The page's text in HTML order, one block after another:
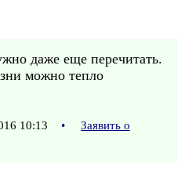
даже еще перечитать.
можно тепло
10:13 •
Заявить о